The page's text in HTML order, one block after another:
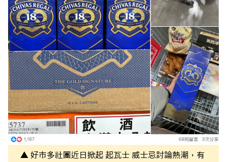
▲ 好市多社團近日掀起 起瓦士 威士忌討論熱潮，有